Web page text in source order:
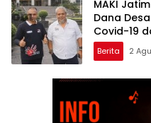
MAKI
Dana
Covid-19
Segera
Berita 2